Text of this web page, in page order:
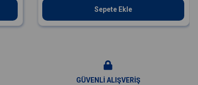
Sepete Ekle
GÜVENLİ ALIŞVERİŞ